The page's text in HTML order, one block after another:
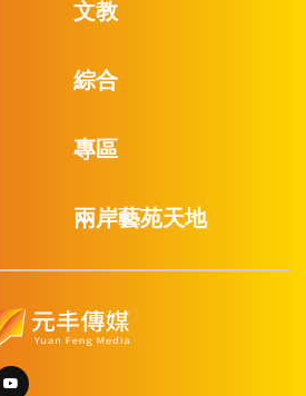
文教
綜合
專區
兩岸藝苑天地